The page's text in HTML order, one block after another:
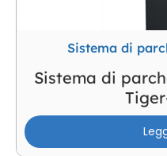
Sistema di
Sistema di